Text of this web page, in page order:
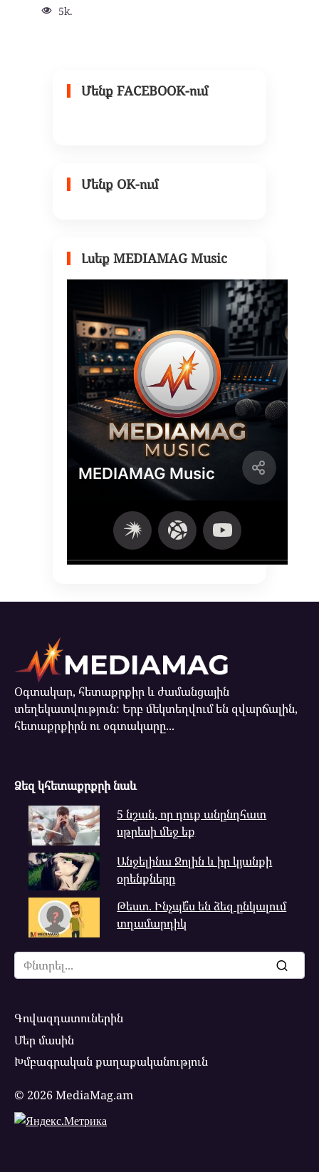
5k.
Մենք FACEBOOK-ում
Մենք OK-ում
Լսեք MEDIAMAG Music
Օգտակար, հետաքրքիր և ժամանցային
տեղեկատվություն: Երբ մեկտեղվում են զվարճալին,
հետաքրքիրն ու օգտակարը...
Ձեզ կհետաքրքրի նաև
5 նշան, որ դուք անընդհատ
սթրեսի մեջ եք
Անջելինա Ջոլին և իր կյանքի
օրենքները
Թեստ. Ինչպե՞ս են ձեզ ընկալում
տղամարդիկ
Search
for:
Գովազդատուներին
Մեր մասին
Խմբագրական քաղաքականություն
© 2026 MediaMag.am